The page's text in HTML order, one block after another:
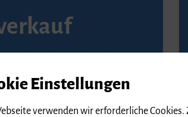
von Reservix.
Freiburg
Einstellungen
verwenden wir erforderliche